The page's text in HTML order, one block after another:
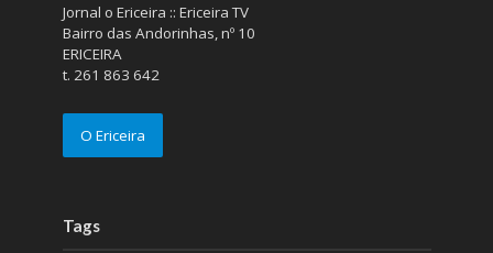
Jornal o Ericeira :: Ericeira TV
Bairro das Andorinhas, nº 10
ERICEIRA
t. 261 863 642
O Ericeira
Tags